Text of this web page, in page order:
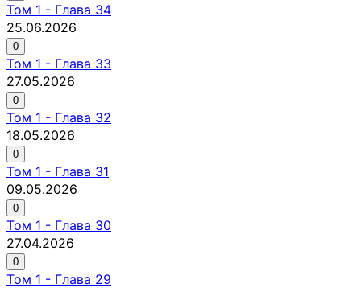
Том 1 - Глава 34
25.06.2026
0
Том 1 - Глава 33
27.05.2026
0
Том 1 - Глава 32
18.05.2026
0
Том 1 - Глава 31
09.05.2026
0
Том 1 - Глава 30
27.04.2026
0
Том 1 - Глава 29